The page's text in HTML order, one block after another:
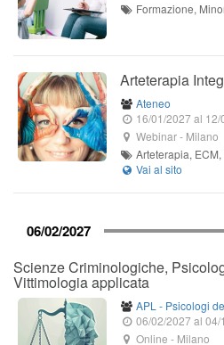
Formazione,
Arteterapia
Ateneo
16/01/2027 al 12/
Webinar- Milano
Arteterapia,
06/02/2027
Scienze Criminologiche,
Vittimologia applicata
APL - Psicologi
06/02/2027 al 04/
Online - Milano